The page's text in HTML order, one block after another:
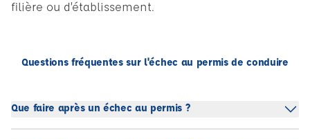
filière ou d’établissement.
Questions fréquentes sur l'échec au permis de conduire
Que faire après un échec au permis ?